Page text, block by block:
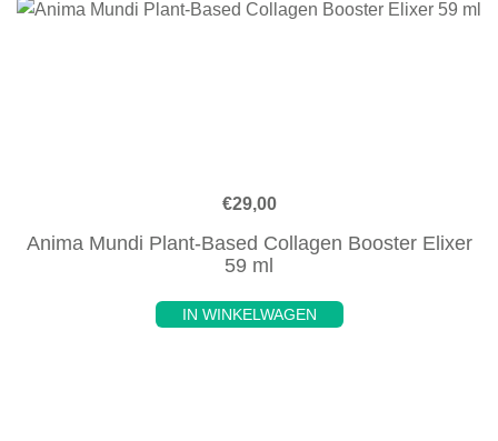
€29,00
Anima Mundi Plant-Based Collagen Booster Elixer
59 ml
IN WINKELWAGEN